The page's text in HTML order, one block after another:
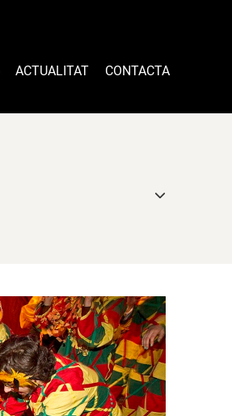
ACTUALITAT CONTACTA